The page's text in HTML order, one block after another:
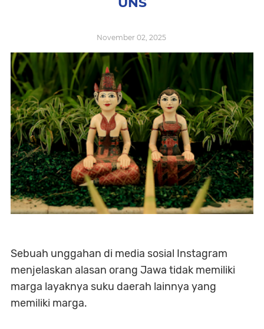
November 02, 2025
Sebuah unggahan di media sosial Instagram
menjelaskan alasan orang Jawa tidak memiliki
marga layaknya suku daerah lainnya yang
memiliki marga.